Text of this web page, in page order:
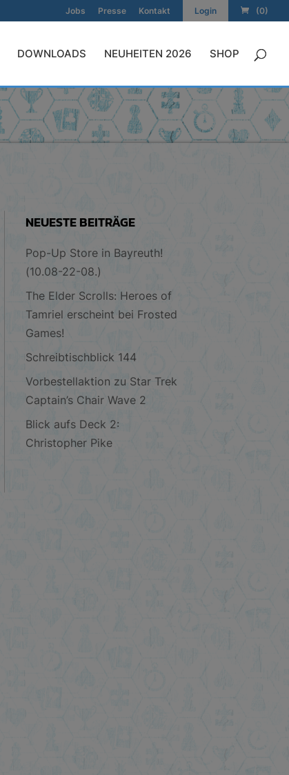
Jobs Presse Kontakt Login (0)
DOWNLOADS NEUHEITEN 2026 SHOP
NEUESTE BEITRÄGE
Pop-Up Store in Bayreuth!
(10.08-22-08.)
The Elder Scrolls: Heroes of
Tamriel erscheint bei Frosted
Games!
Schreibtischblick 144
Vorbestellaktion zu Star Trek
Captain’s Chair Wave 2
Blick aufs Deck 2:
Christopher Pike